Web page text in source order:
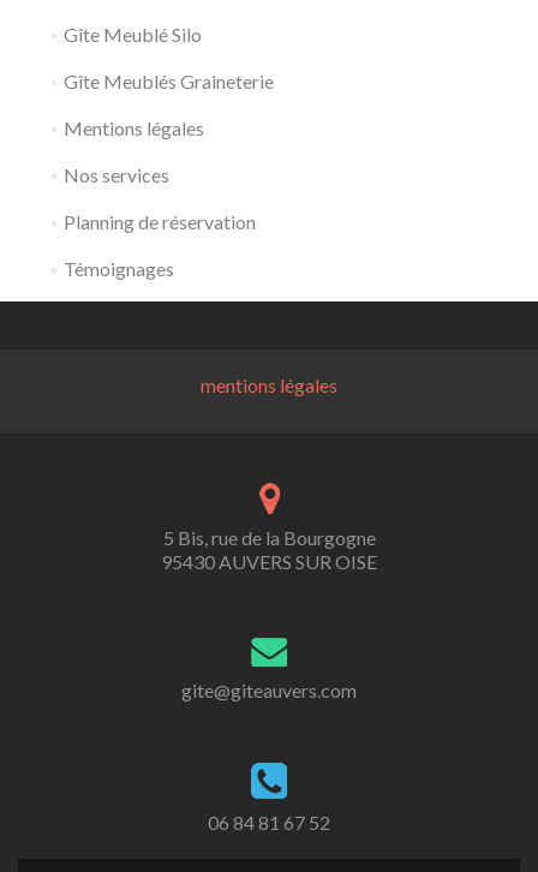
Gîte Meublé Silo
Gîte Meublés Graineterie
Mentions légales
Nos services
Planning de réservation
Témoignages
mentions légales
5 Bis, rue de la Bourgogne
95430 AUVERS SUR OISE
gite@giteauvers.com
06 84 81 67 52